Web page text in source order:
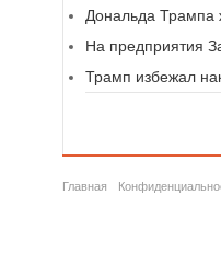
Дональда Трампа
На предприятия
Трамп избежал
Главная